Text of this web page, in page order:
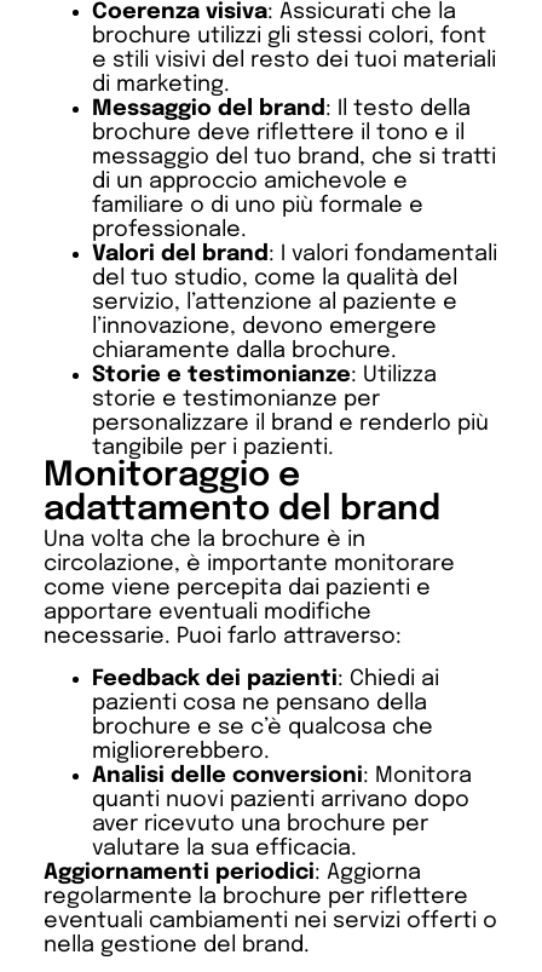
Coerenza visiva: Assicurati che la
brochure utilizzi gli stessi colori, font
e stili visivi del resto dei tuoi materiali
di marketing.
Messaggio del brand : Il testo della
brochure deve riflettere il tono e il
messaggio del tuo brand, che si tratti
di un approccio amichevole e
familiare o di uno più formale e
professionale.
Valori del brand : I valori fondamentali
del tuo studio, come la qualità del
servizio, l’attenzione al paziente e
l’innovazione, devono emergere
chiaramente dalla brochure.
Storie e testimonianze: Utilizza
storie e testimonianze per
personalizzare il brand e renderlo più
tangibile per i pazienti.
Monitoraggio e
adattamento del brand
Una volta che la brochure è in
circolazione, è importante monitorare
come viene percepita dai pazienti e
apportare eventuali modifiche
necessarie. Puoi farlo attraverso:
Feedback dei pazienti: Chiedi ai
pazienti cosa ne pensano della
brochure e se c’è qualcosa che
migliorerebbero.
Analisi delle conversioni: Monitora
quanti nuovi pazienti arrivano dopo
aver ricevuto una brochure per
valutare la sua efficacia.
Aggiornamenti periodici: Aggiorna
regolarmente la brochure per riflettere
eventuali cambiamenti nei servizi offerti o
nella gestione del brand.